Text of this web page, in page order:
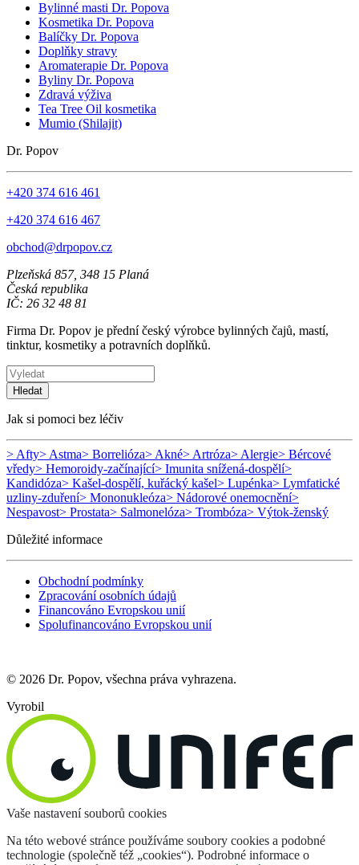
Bylinné masti Dr. Popova
Kosmetika Dr. Popova
Balíčky Dr. Popova
Doplňky stravy
Aromaterapie Dr. Popova
Byliny Dr. Popova
Zdravá výživa
Tea Tree Oil kosmetika
Mumio (Shilajit)
Dr. Popov
+420 374 616 461
+420 374 616 467
obchod@drpopov.cz
Plzeňská 857, 348 15 Planá
Česká republika
IČ: 26 32 48 81
Firma Dr. Popov je přední český výrobce bylinných čajů, mastí,
tinktur, kosmetiky a potravních doplňků.
Hledat
Jak si pomoci bez léčiv
> Afty> Astma> Borrelióza> Akné> Artróza> Alergie> Bércové
vředy> Hemoroidy-začínající> Imunita snížená-dospělí>
Kandidóza> Kašel-dospělí, kuřácký kašel> Lupénka> Lymfatické
uzliny-zduření> Mononukleóza> Nádorové onemocnění>
Nespavost> Prostata> Salmonelóza> Trombóza> Výtok-ženský
Důležité informace
Obchodní podmínky
Zpracování osobních údajů
Financováno Evropskou unií
Spolufinancováno Evropskou unií
© 2026 Dr. Popov, všechna práva vyhrazena.
Vyrobil
Vaše nastavení souborů cookies
Na této webové stránce používáme soubory cookies a podobné
technologie (společně též „cookies“). Podrobné informace o